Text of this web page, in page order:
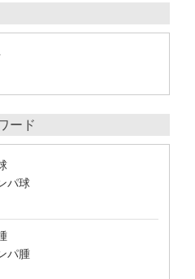
ード
パ球
パ腫